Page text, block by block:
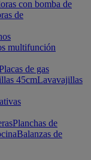
con bomba de
de
multifunción
de gas
45cmLavavajillas
Planchas de
Balanzas de